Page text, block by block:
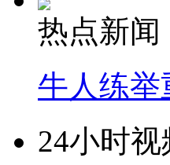
热点新闻
牛人练举
24小时